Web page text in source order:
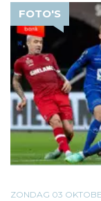
FOTO'S
ZONDAG 03